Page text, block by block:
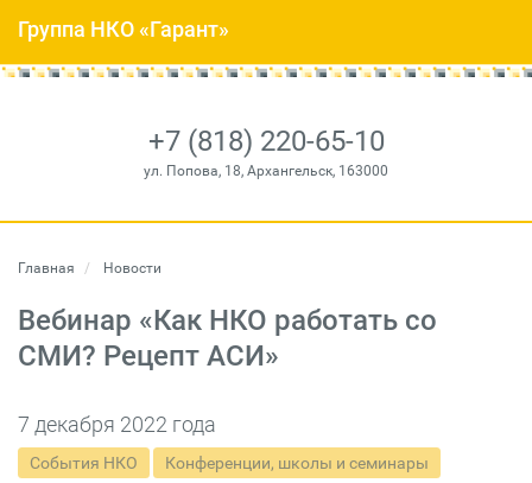
+7 (818) 220-65-10
ул. Попова, 18, Архангельск, 163000
Группа НКО «Гарант»
Главная Новости
Вебинар «Как НКО работать со
СМИ? Рецепт АСИ»
7 декабря 2022 года
События НКО Конференции, школы и семинары